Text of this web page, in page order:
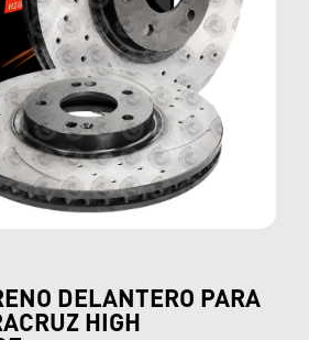
DELANTERO PARA
HIGH